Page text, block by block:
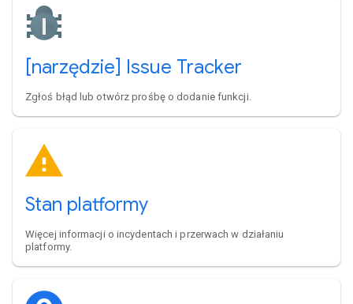
[narzędzie] Issue Tracker
Zgłoś błąd lub otwórz prośbę o dodanie funkcji.
Stan platformy
Więcej informacji o incydentach i przerwach w działaniu
platformy.